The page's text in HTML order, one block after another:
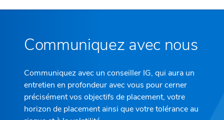
Communiquez avec nous
Communiquez avec un conseiller IG, qui aura un
entretien en profondeur avec vous pour cerner
précisément vos objectifs de placement, votre
horizon de placement ainsi que votre tolérance au